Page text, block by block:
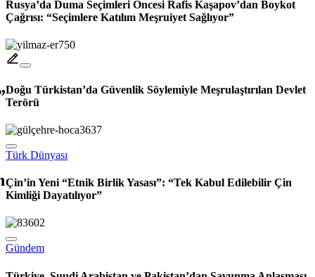
Rusya’da Duma Seçimleri Öncesi Rafis Kaşapov’dan Boykot
Çağrısı: “Seçimlere Katılım Meşruiyet Sağlıyor”
Doğu Türkistan’da Güvenlik Söylemiyle Meşrulaştırılan Devlet
Türk Dünyası
Çin’in Yeni “Etnik Birlik Yasası”: “Tek Kabul Edilebilir Çin
Kimliği Dayatılıyor”
Gündem